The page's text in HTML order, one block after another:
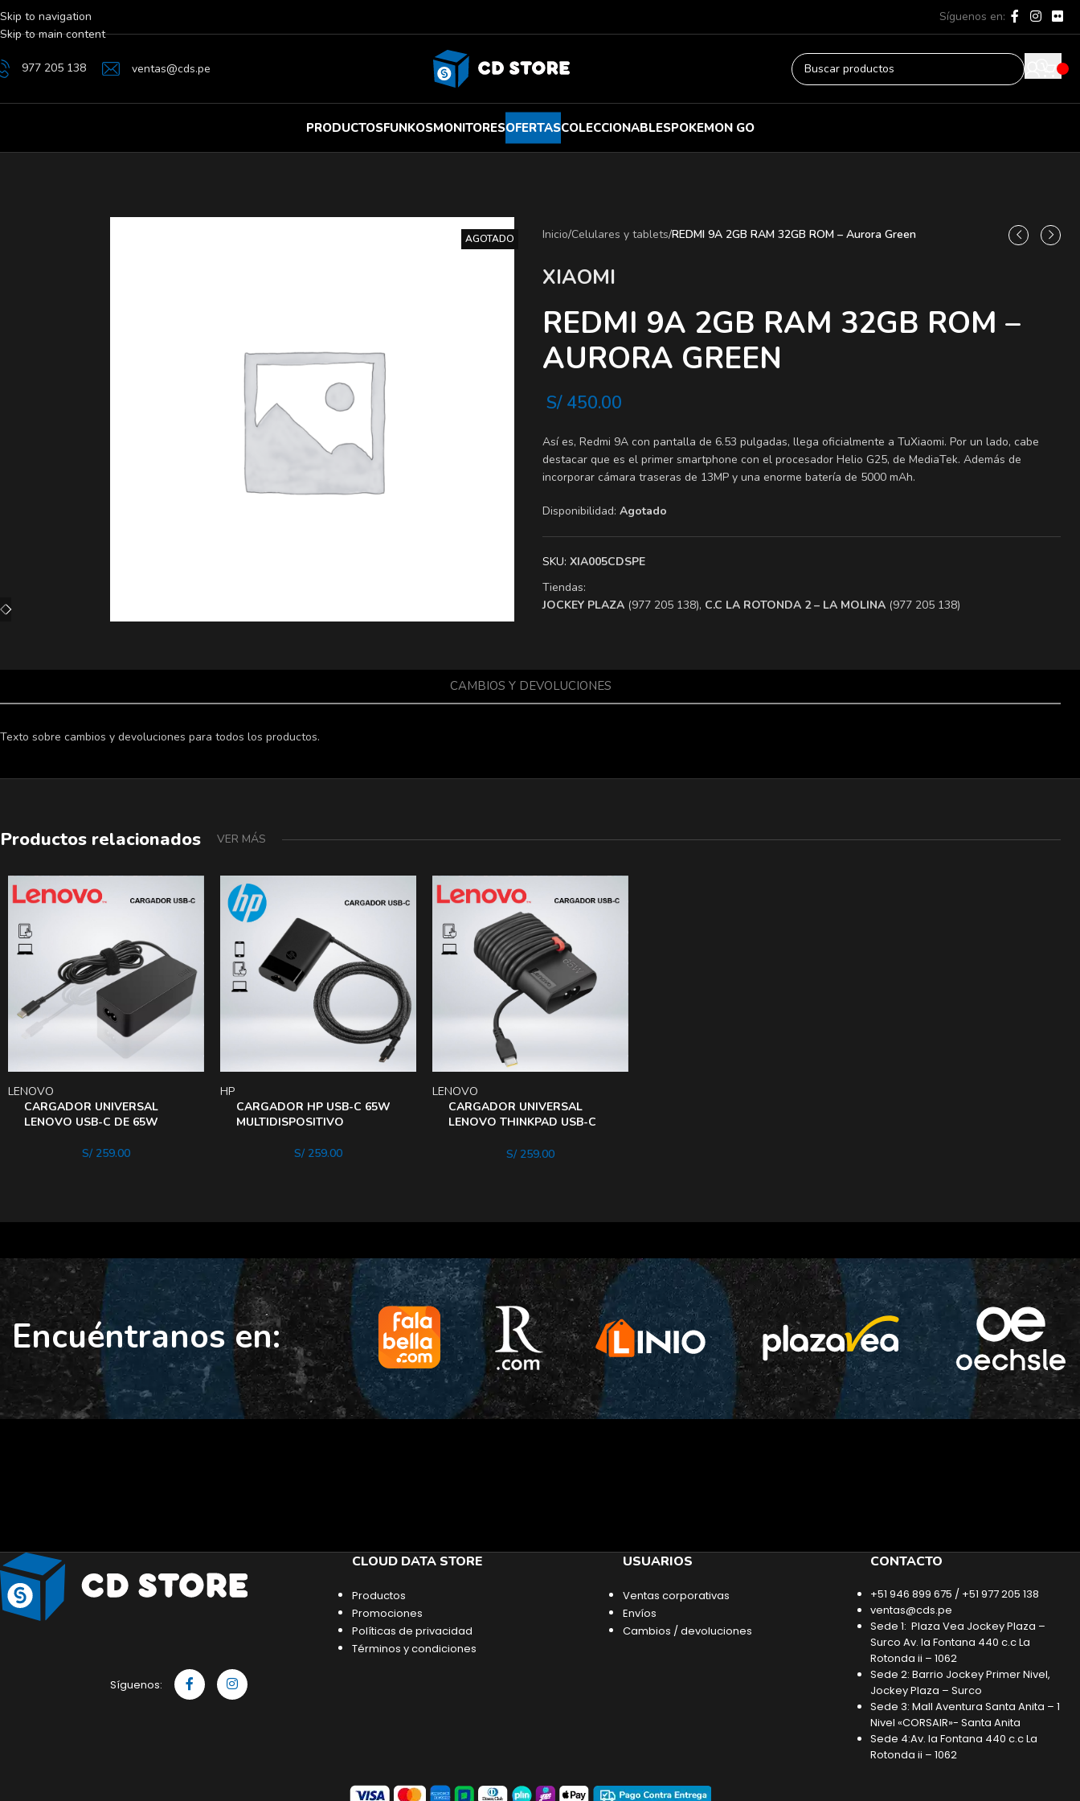
Skip to navigation
Skip to main content
Síguenos en:
977 205 138 ventas@cds.pe
PRODUCTOSFUNKOSMONITORESOFERTASCOLECCIONABLESPOKEMON GO
AGOTADO Inicio/Celulares y tablets/REDMI 9A 2GB RAM 32GB ROM – Aurora Green
XIAOMI
REDMI 9A 2GB RAM 32GB ROM –
AURORA GREEN
S/450.00
Así es, Redmi 9A con pantalla de 6.53 pulgadas, llega oficialmente a TuXiaomi. Por un lado, cabe
destacar que es el primer smartphone con el procesador Helio G25, de MediaTek. Además de
incorporar cámara traseras de 13MP y una enorme batería de 5000 mAh.
Disponibilidad: Agotado
SKU: XIA005CDSPE
Tiendas:
​JOCKEY PLAZA (977 205 138), ​C.C LA ROTONDA 2 – LA MOLINA (977 205 138)
CAMBIOS Y DEVOLUCIONES
Texto sobre cambios y devoluciones para todos los productos.
Productos relacionados VER MÁS
CARGADOR UNIVERSAL
LENOVO USB-C DE 65W
LENOVO
S/259.00
CARGADOR HP USB-C 65W
MULTIDISPOSITIVO
HP
S/259.00
CARGADOR UNIVERSAL
LENOVO THINKPAD USB-C
LENOVO
S/259.00
Encuéntranos en:
Síguenos:
CLOUD DATA STORE
Productos
Promociones
Políticas de privacidad
Términos y condiciones
USUARIOS
Ventas corporativas
Envíos
Cambios / devoluciones
CONTACTO
+51 946 899 675 / +51 977 205 138
ventas@cds.pe
Sede 1: Plaza Vea Jockey Plaza –
Surco Av. la Fontana 440 c.c La
Rotonda ii – 1062
Sede 2: Barrio Jockey Primer Nivel,
Jockey Plaza – Surco
Sede 3: Mall Aventura Santa Anita – 1
Nivel «CORSAIR»- Santa Anita
Sede 4:Av. la Fontana 440 c.c La
Rotonda ii – 1062